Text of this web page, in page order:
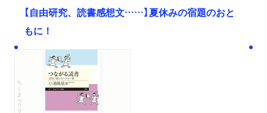
【自由研究、読書感想文……】夏休みの宿題のおと
もに！
ちくまプリマー新書